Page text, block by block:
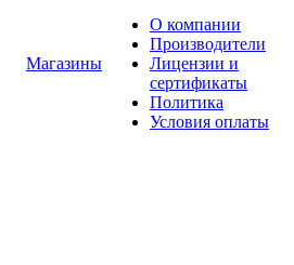
Магазины
О компании
Производители
Лицензии и
сертификаты
Политика
Условия оплаты